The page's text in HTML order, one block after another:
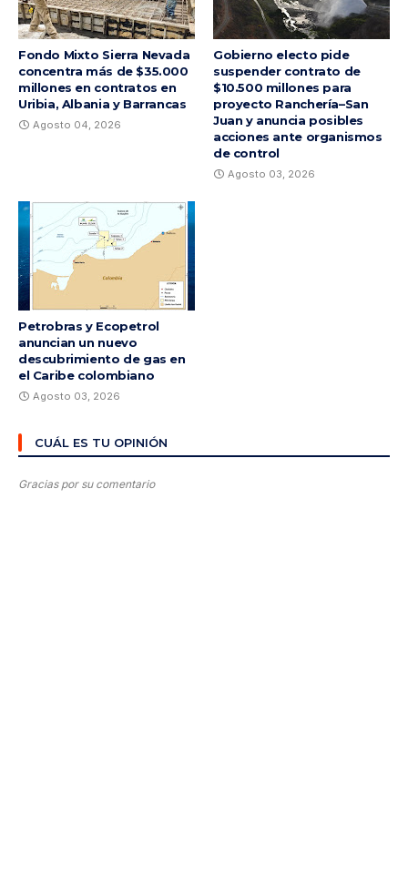
Fondo Mixto Sierra Nevada
concentra más de $35.000
millones en contratos en
Uribia, Albania y Barrancas
Agosto 04, 2026
Gobierno electo pide
suspender contrato de
$10.500 millones para
proyecto Ranchería–San
Juan y anuncia posibles
acciones ante organismos
de control
Agosto 03, 2026
Petrobras y Ecopetrol
anuncian un nuevo
descubrimiento de gas en
el Caribe colombiano
Agosto 03, 2026
CUÁL ES TU OPINIÓN
Gracias por su comentario